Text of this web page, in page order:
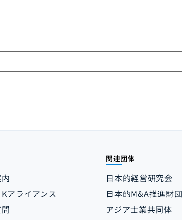
アライアンス
関連団体
日本的経営研究会
日本的M&A推進財団
アジア士業共同体